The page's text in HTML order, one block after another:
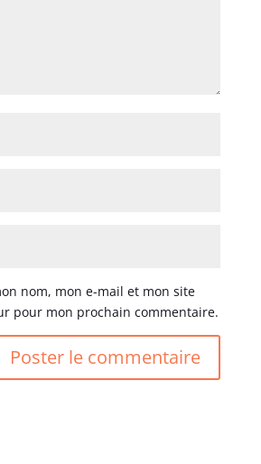
nom, mon e-mail et mon site
pour mon prochain commentaire.